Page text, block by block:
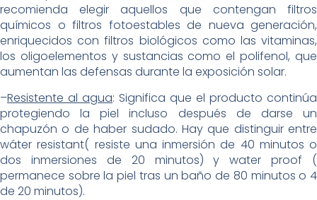
recomienda elegir aquellos que contengan filtros
químicos o filtros fotoestables de nueva generación,
enriquecidos con filtros biológicos como las vitaminas,
los oligoelementos y sustancias como el polifenol, que
aumentan las defensas durante la exposición solar.
–Resistente al agua: Significa que el producto continúa
protegiendo la piel incluso después de darse un
chapuzón o de haber sudado. Hay que distinguir entre
wáter resistant( resiste una inmersión de 40 minutos o
dos inmersiones de 20 minutos) y water proof (
permanece sobre la piel tras un baño de 80 minutos o 4
de 20 minutos).